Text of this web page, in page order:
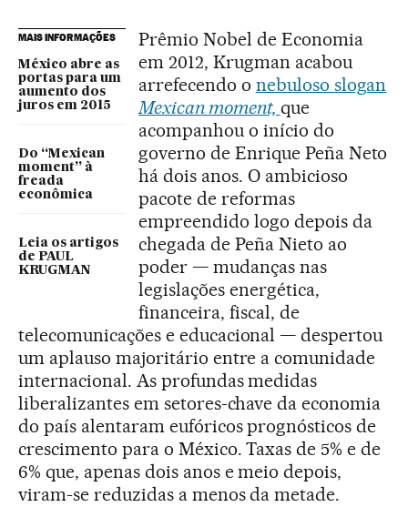
MAIS INFORMAÇÕES
México abre as
portas para um
aumento dos
juros em 2015
Do “Mexican
moment” à
freada
econômica
Leia os artigos
de PAUL
KRUGMAN
Prêmio Nobel de Economia
em 2012, Krugman acabou
arrefecendo o nebuloso slogan
Mexican moment, que
acompanhou o início do
governo de Enrique Peña Neto
há dois anos. O ambicioso
pacote de reformas
empreendido logo depois da
chegada de Peña Nieto ao
poder — mudanças nas
legislações energética,
financeira, fiscal, de
telecomunicações e educacional — despertou
um aplauso majoritário entre a comunidade
internacional. As profundas medidas
liberalizantes em setores-chave da economia
do país alentaram eufóricos prognósticos de
crescimento para o México. Taxas de 5% e de
6% que, apenas dois anos e meio depois,
viram-se reduzidas a menos da metade.